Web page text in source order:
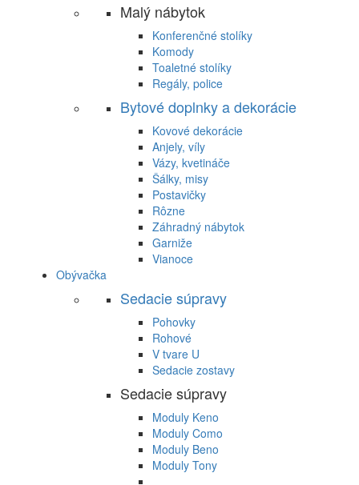
Malý nábytok
Konferenčné stolíky
Komody
Toaletné stolíky
Regály, police
Bytové doplnky a dekorácie
Kovové dekorácie
Anjely, víly
Vázy, kvetináče
Šálky, misy
Postavičky
Rôzne
Záhradný nábytok
Garniže
Vianoce
Obývačka
Sedacie súpravy
Pohovky
Rohové
V tvare U
Sedacie zostavy
Sedacie súpravy
Moduly Keno
Moduly Como
Moduly Beno
Moduly Tony